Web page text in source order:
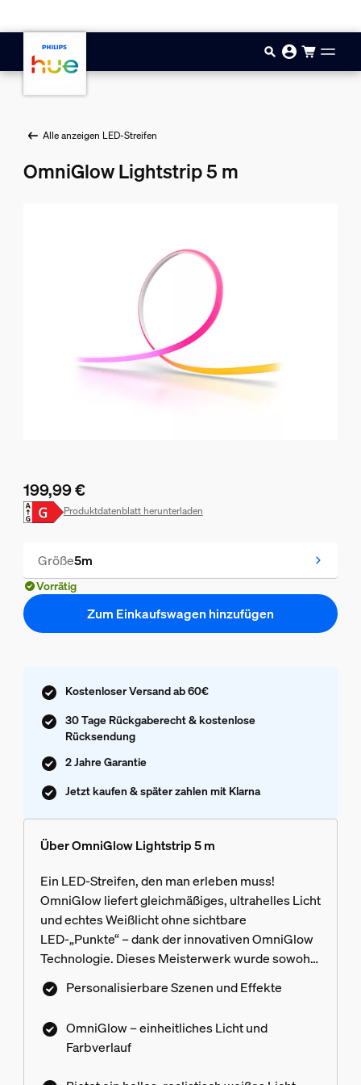
Alle anzeigen LED-Streifen
OmniGlow Lightstrip 5 m
Aktueller Preis ist 199,99 €
199,99 €
Produktdatenblatt herunterladen
Größe5m
Vorrätig
Zum Einkaufswagen hinzufügen
Kostenloser Versand ab 60€
30 Tage Rückgaberecht & kostenlose
Rücksendung
2 Jahre Garantie
Jetzt kaufen & später zahlen mit Klarna
Über OmniGlow Lightstrip 5 m
Ein LED-Streifen, den man erleben muss!
OmniGlow liefert gleichmäßiges, ultrahelles Licht
und echtes Weißlicht ohne sichtbare
LED‑„Punkte“ – dank der innovativen OmniGlow
Technologie. Dieses Meisterwerk wurde sowohl
für ein stimmungsvolles Ambiente als auch für
eine hervorragende Funktionalität konzipiert und
Wohnzimmer, Deinem Schlafzimmer oder im
Treppenhaus. Erlebe supersanfte, dynamische
Personalisierbare Szenen und Effekte
OmniGlow – einheitliches Licht und
Farbverlauf